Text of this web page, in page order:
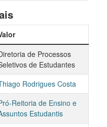
de Processos
de Estudantes
Rodrigues Costa
Reitoria de Ensino e
Estudantis